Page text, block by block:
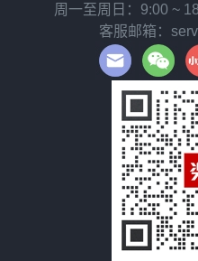
周一至周日：9:00 ~
客服邮箱：